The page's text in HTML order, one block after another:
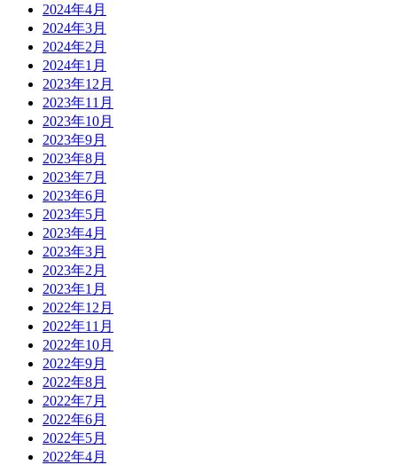
2024年4月
2024年3月
2024年2月
2024年1月
2023年12月
2023年11月
2023年10月
2023年9月
2023年8月
2023年7月
2023年6月
2023年5月
2023年4月
2023年3月
2023年2月
2023年1月
2022年12月
2022年11月
2022年10月
2022年9月
2022年8月
2022年7月
2022年6月
2022年5月
2022年4月